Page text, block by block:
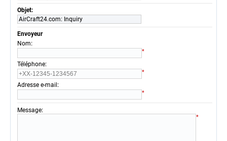
Objet:
AirCraft24.com: Inquiry
Envoyeur
Nom:
*
Téléphone:
*
Adresse e-mail :
*
Message:
*